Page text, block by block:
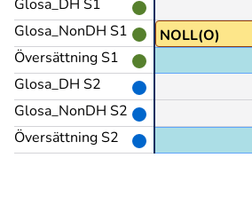
Glosa_DH S1
Glosa_NonDH S1
Översättning S1
Glosa_DH S2
Glosa_NonDH S2
Översättning S2
NOLL(O)